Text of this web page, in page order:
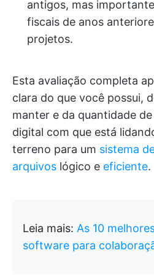
antigos, mas
fiscais de anos
projetos.
Esta avaliação completa
clara do que você possui,
manter e da quantidade
digital com que está
terreno para um sistema
arquivos lógico e eficiente.
Leia mais: As 10
software para